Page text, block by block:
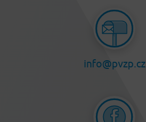
info@pvzp.cz